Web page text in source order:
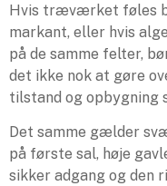
Hvis træværket føles
markant, eller hvis
på de samme felter,
det ikke nok at gøre
tilstand og opbygning
Det samme gælder
på første sal, høje
sikker adgang og den